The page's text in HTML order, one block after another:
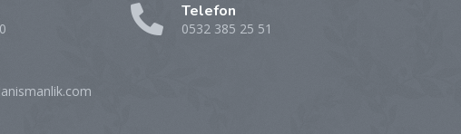
Telefon
0532 385 25 51